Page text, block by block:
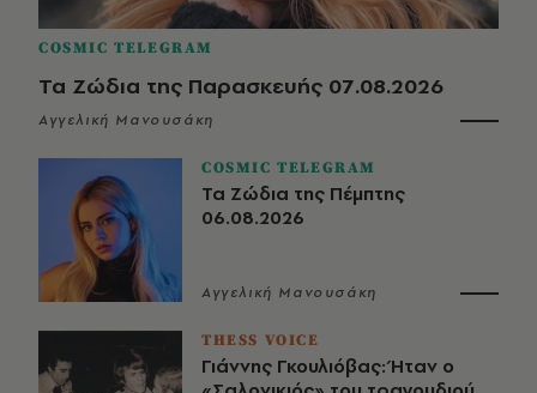
COSMIC TELEGRAM
Τα Ζώδια της Παρασκευής 07.08.2026
Αγγελική Μανουσάκη
COSMIC TELEGRAM
Τα Ζώδια της Πέμπτης
06.08.2026
Αγγελική Μανουσάκη
THESS VOICE
Γιάννης Γκουλιόβας: Ήταν ο